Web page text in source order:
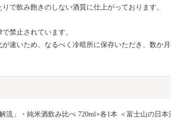
で飲み飽きのしない酒質に仕上がっております。
禁止されています。
が速いため、なるべく冷暗所に保存いただき、数か
流」・純米酒飲み比べ 720ml×各1本 ＜富士山の日本